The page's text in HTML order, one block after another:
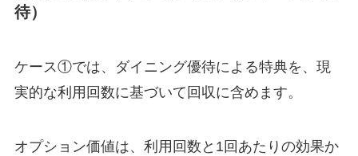
待）
ケース①では、ダイニング優待による特典を、現
実的な利用回数に基づいて回収に含めます。
オプション価値は、利用回数と1回あたりの効果か